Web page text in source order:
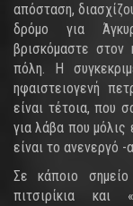
απόσταση,
δρόμο για
βρισκόμαστε στον
πόλη. Η
ηφαιστειογενή
είναι τέτοια, που
για λάβα που μόλις
είναι το ανενεργό
Σε κάποιο
πιτσιρίκια και